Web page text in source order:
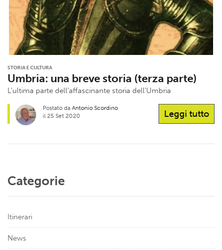
STORIA E CULTURA
Umbria: una breve storia (terza parte)
L'ultima parte dell'affascinante storia dell'Umbria
Leggi tutto
Postato da Antonio Scordino
il 25 Set 2020
Categorie
Itinerari
News